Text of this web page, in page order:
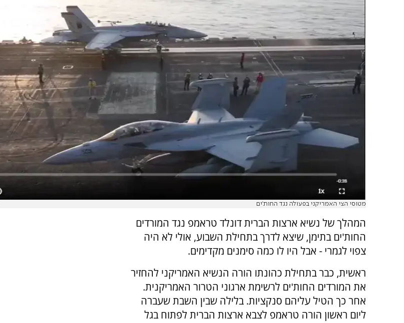
מטוסי הצי האמריקני בפעולה נגד החות'ים
המהלך של נשיא ארצות הברית דונלד טראמפ נגד המורדים
החות'ים בתימן, שיצא לדרך בתחילת השבוע, אולי לא היה
צפוי לגמרי - אבל היו לו כמה סימנים מקדימים.
ראשית, כבר בתחילת כהונתו הורה הנשיא האמריקני להחזיר
את המורדים החות'ים לרשימת ארגוני הטרור האמריקנית.
אחר כך הטיל עליהם סנקציות. בלילה שבין השבת שעברה
ליום ראשון הורה טראמפ לצבא ארצות הברית לפתוח בגל